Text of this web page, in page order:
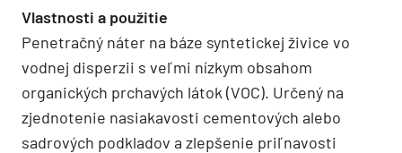
Vlastnosti a použitie
Penetračný náter na báze syntetickej živice vo
vodnej disperzii s veľmi nízkym obsahom
organických prchavých látok (VOC). Určený na
zjednotenie nasiakavosti cementových alebo
sadrových podkladov a zlepšenie priľnavosti